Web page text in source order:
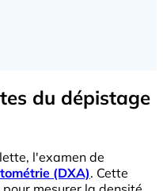
du dépistage
l'examen de
(DXA). Cette